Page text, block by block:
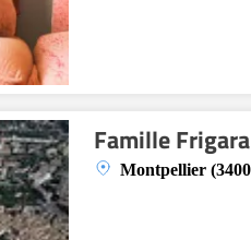
Famille Frigara
Montpellier